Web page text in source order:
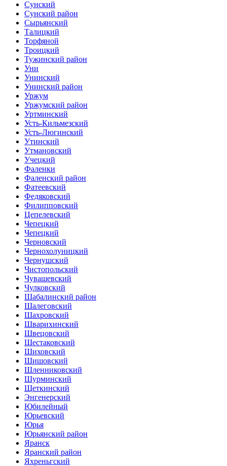
Сунский
Сунский район
Сырьянский
Талицкий
Торфяной
Троицкий
Тужинский район
Уни
Унинский
Унинский район
Уржум
Уржумский район
Уртминский
Усть-Кильмезский
Усть-Люгинский
Утинский
Утмановский
Учецкий
Фаленки
Фаленский район
Фатеевский
Федяковский
Филипповский
Цепелевский
Чепецкий
Чепецкий
Черновский
Чернохолуницкий
Чернушский
Чистопольский
Чувашевский
Чулковский
Шабалинский район
Шалеговский
Шахровский
Шварихинский
Швецовский
Шестаковский
Шиховский
Шишовский
Шленниковский
Шурминский
Щеткинский
Энгенерский
Юбилейный
Юрьевский
Юрья
Юрьянский район
Яранск
Яранский район
Яхреньгский